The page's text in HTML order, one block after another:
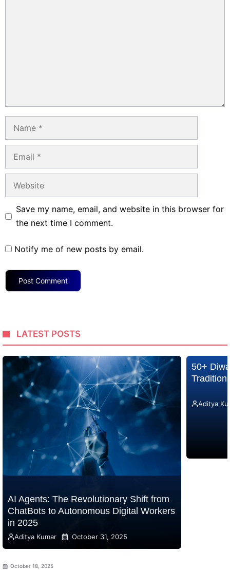
Name
Email
Website
Save my name, email, and website in this browser for
the next time I comment.
Notify me of new posts by email.
LATEST POSTS
AI Agents: The Revolutionary Shift from
ChatBots to Autonomous Digital Workers
in 2025
Aditya Kumar October 31, 2025
50+
Aditya
October 18, 2025